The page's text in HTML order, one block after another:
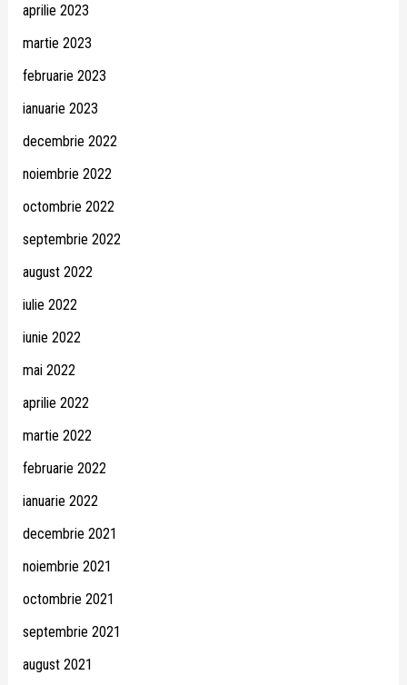
aprilie 2023
martie 2023
februarie 2023
ianuarie 2023
decembrie 2022
noiembrie 2022
octombrie 2022
septembrie 2022
august 2022
iulie 2022
iunie 2022
mai 2022
aprilie 2022
martie 2022
februarie 2022
ianuarie 2022
decembrie 2021
noiembrie 2021
octombrie 2021
septembrie 2021
august 2021